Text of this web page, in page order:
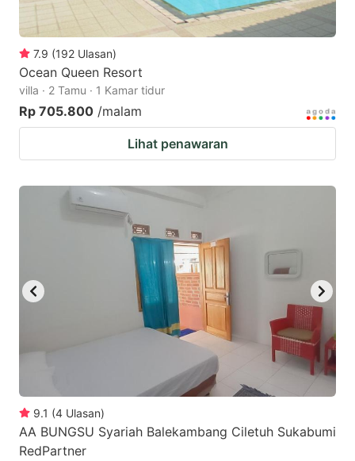
7.9 (192 Ulasan)
Ocean Queen Resort
villa · 2 Tamu · 1 Kamar tidur
Rp 705.800 /malam
Lihat penawaran
9.1 (4 Ulasan)
AA BUNGSU Syariah Balekambang Ciletuh Sukabumi
RedPartner